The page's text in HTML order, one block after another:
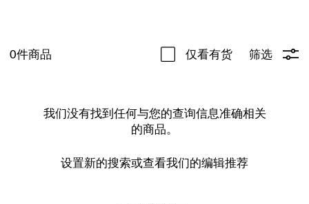
0件商品 仅看有货 筛选
我们没有找到任何与您的查询信息准确相关
的商品。
设置新的搜索或查看我们的编辑推荐